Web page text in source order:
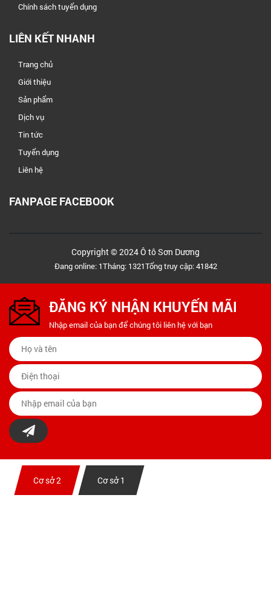
Chính sách tuyển dụng
LIÊN KẾT NHANH
Trang chủ
Giới thiệu
Sản phẩm
Dịch vụ
Tin tức
Tuyển dụng
Liên hệ
FANPAGE FACEBOOK
Copyright © 2024 Ô tô Sơn Dương
Đang online: 1Tháng: 1321Tổng truy cập: 41842
ĐĂNG KÝ NHẬN KHUYẾN MÃI
Nhập email của bạn để chúng tôi liên hệ với bạn
Cơ sở 2 Cơ sở 1